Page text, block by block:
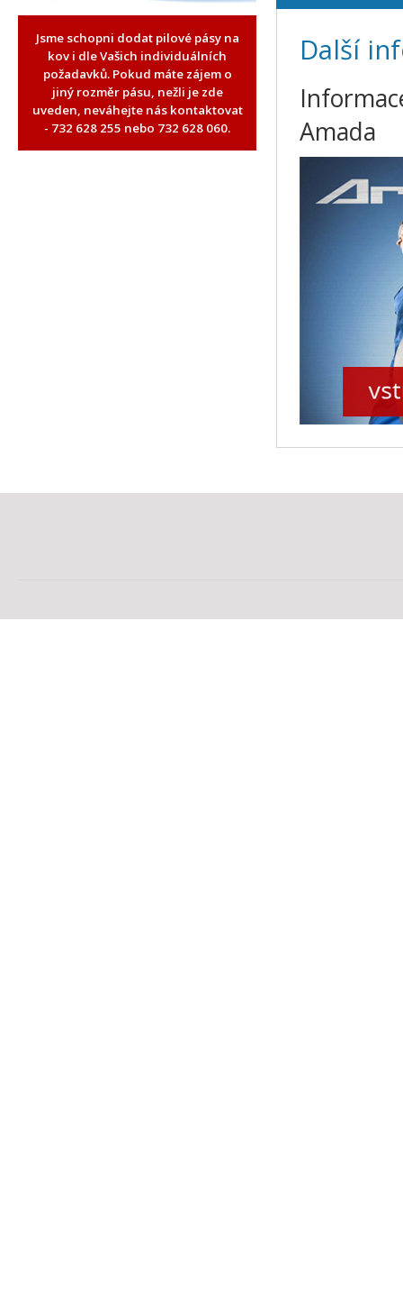
Jsme schopni dodat pilové pásy na
kov i dle Vašich individuálních
požadavků. Pokud máte zájem o
jiný rozměr pásu, nežli je zde
uveden, neváhejte nás kontaktovat
- 732 628 255 nebo 732 628 060.
Další
Amada